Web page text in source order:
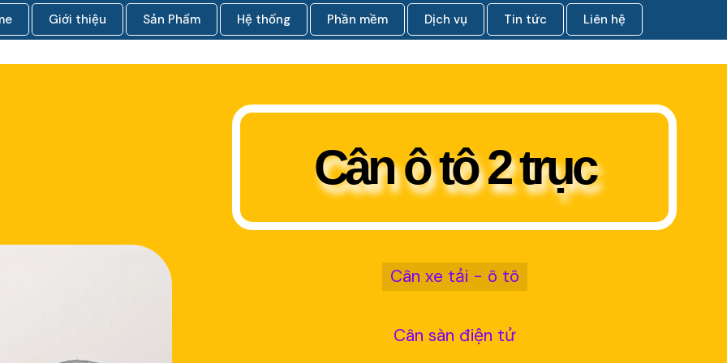
Giới thiệu Sản Phẩm Hệ thống Phần mềm Dịch vụ Tin tức Liên hệ
Cân ô tô 2 trục
Cân xe tải - ô tô
Cân sàn điện tử